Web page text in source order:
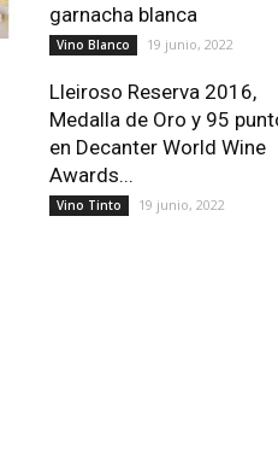
garnacha blanca
Vino Blanco 19 junio, 2022
Lleiroso Reserva 2016,
Medalla de Oro y 95
en Decanter World Wine
Awards...
Vino Tinto 19 junio, 2022